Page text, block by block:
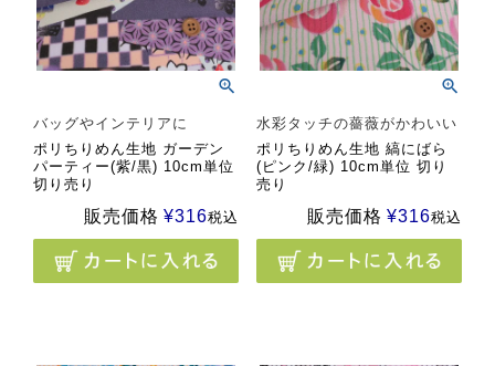
バッグやインテリアに
ポリちりめん生地 ガーデン
パーティー(紫/黒) 10cm単位
切り売り
販売価格 ¥316税込
水彩タッチの薔薇がかわいい
ポリちりめん生地 縞にばら
(ピンク/緑) 10cm単位 切り
売り
販売価格 ¥316税込